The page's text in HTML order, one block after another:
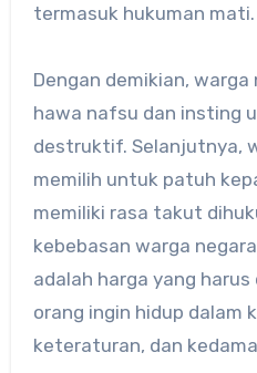
termasuk hukuman mati.
Dengan demikian,
hawa nafsu dan insting
destruktif. Selanjutnya,
memilih untuk patuh
memiliki rasa takut
kebebasan warga
adalah harga yang
orang ingin hidup dalam
keteraturan, dan